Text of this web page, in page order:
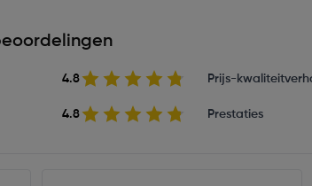
4.8 Prijs-
4.8 Prestaties